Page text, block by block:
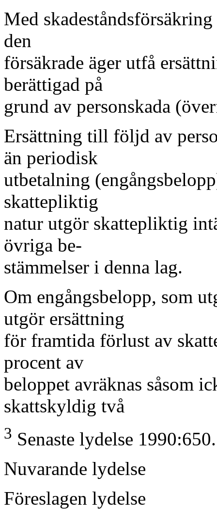
Med
den
försäkrade äger utfå
berättigad på
grund av personskada
Ersättning till följd av
än periodisk
utbetalning
skattepliktig
natur utgör skattepliktig
övriga be-
stämmelser i denna lag.
Om engångsbelopp, som
utgör ersättning
för framtida förlust av
procent av
beloppet avräknas såsom
skattskyldig två
3 Senaste lydelse 1990:650.
Nuvarande lydelse
Föreslagen lydelse